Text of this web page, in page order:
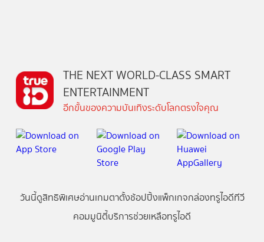
THE NEXT WORLD-CLASS SMART
ENTERTAINMENT
อีกขั้นของความบันเทิงระดับโลกตรงใจคุณ
วันนี้ดูสิทธิพิเศษอ่านเกมตาตั้งช้อปปิ้งแพ็กเกจกล่องทรูไอดีทีวี
คอมมูนิตี้บริการช่วยเหลือทรูไอดี